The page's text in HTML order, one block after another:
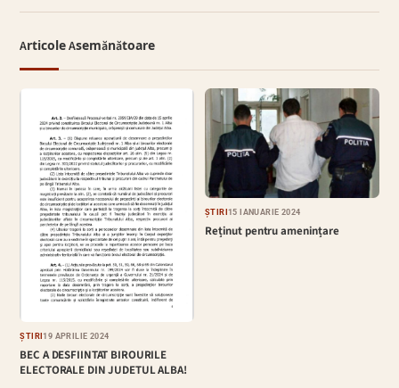
Articole Asemănătoare
ȘTIRI19 APRILIE 2024
BEC A DESFIINTAT BIROURILE
ELECTORALE DIN JUDETUL ALBA!
ȘTIRI15 IANUARIE 2024
Reținut pentru amenințare